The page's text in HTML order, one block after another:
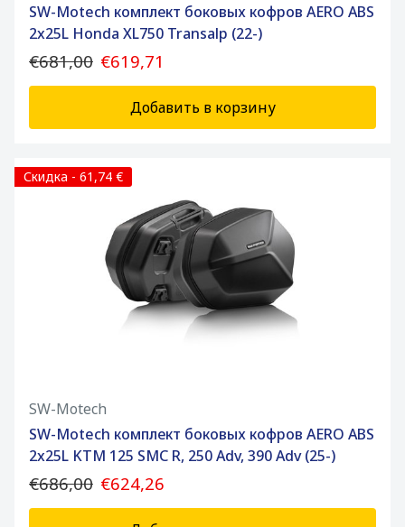
SW-Motech комплект боковых кофров AERO ABS
2x25L Honda XL750 Transalp (22-)
€681,00 €619,71
Добавить в корзину
Скидка - 61,74 €
SW-Motech
SW-Motech комплект боковых кофров AERO ABS
2x25L KTM 125 SMC R, 250 Adv, 390 Adv (25-)
€686,00 €624,26